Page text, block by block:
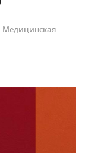
Медицинская